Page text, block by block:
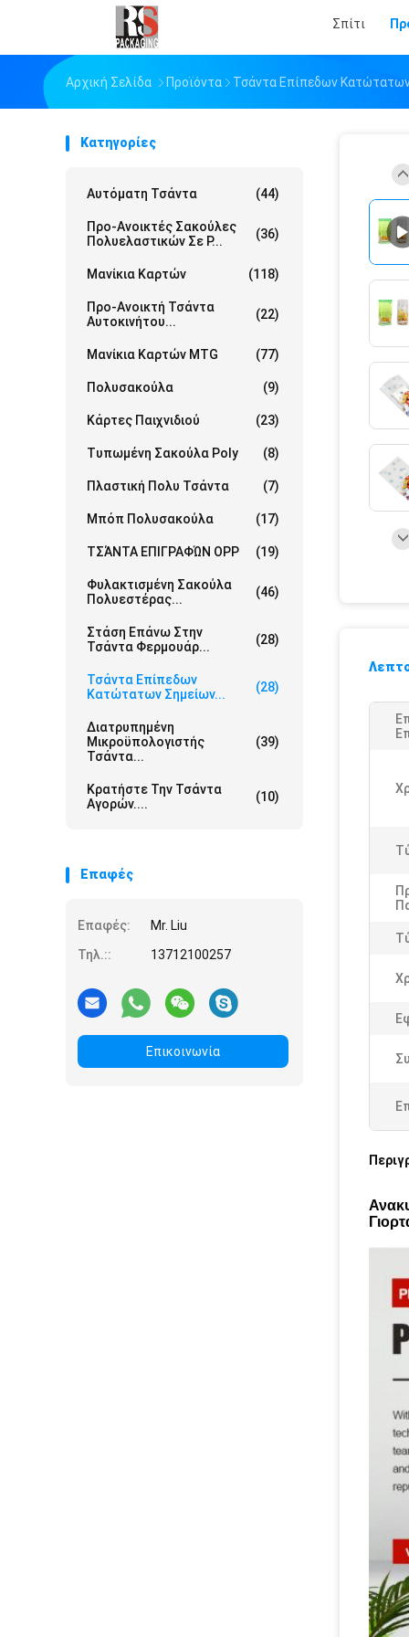
Σπίτι
Αρχική Σελίδα Προϊόντα Τσάντα Επίπεδων
Κατηγορίες
Αυτόματη Τσάντα (44)
Προ-Ανοικτές Σακούλες
Πολυελαστικών Σε Ρ...
(36)
Μανίκια Καρτών (118)
Προ-Ανοικτή Τσάντα
Αυτοκινήτου...
(22)
Μανίκια Καρτών MTG (77)
Πολυσακούλα (9)
Κάρτες Παιχνιδιού (23)
Τυπωμένη Σακούλα Poly (8)
Πλαστική Πολυ Τσάντα (7)
Μπόπ Πολυσακούλα (17)
ΤΣΆΝΤΑ ΕΠΙΓΡΑΦΏΝ OPP (19)
Φυλακτισμένη Σακούλα
Πολυεστέρας...
(46)
Στάση Επάνω Στην
Τσάντα Φερμουάρ...
(28)
Τσάντα Επίπεδων
Κατώτατων Σημείων...
(28)
Διατρυπημένη
Μικροϋπολογιστής
Τσάντα...
(39)
Κρατήστε Την Τσάντα
Αγορών....
(10)
Επαφές
Επαφές:
Mr. Liu
Τηλ.::
13712100257
Επικοινωνία